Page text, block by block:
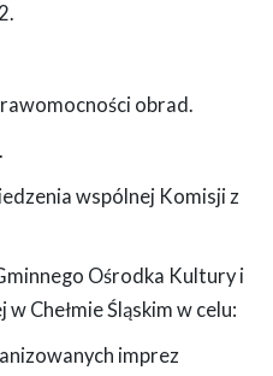
obrad.
wspólnej Komisji z
Ośrodka Kultury i
Chełmie Śląskim w celu:
imprez